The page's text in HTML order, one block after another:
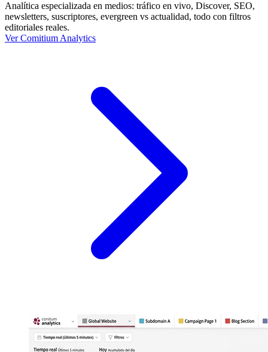
Analítica especializada en medios: tráfico en vivo, Discover, SEO,
newsletters, suscriptores, evergreen vs actualidad, todo con filtros
editoriales reales.
Ver Comitium Analytics